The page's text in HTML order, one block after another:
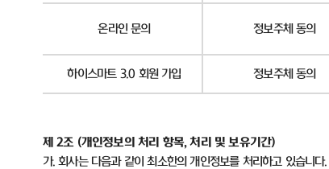
온라인 문의 정보주체 동의
하이스마트 3.0 회원 가입 정보주체 동의
제 2조 (개인정보의 처리 항목,처리 및 보유기간)
가.회사는 다음과 같이 최소한의 개인정보를 처리하고 있습니다.